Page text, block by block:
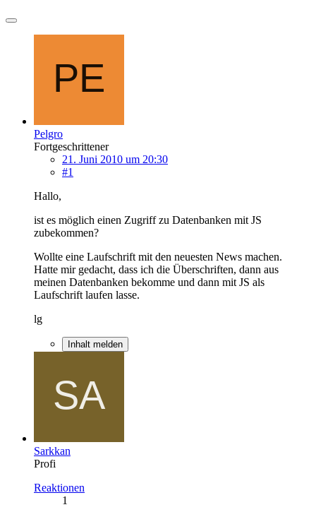
Pelgro
Fortgeschrittener
21. Juni 2010 um 20:30
#1
Hallo,
ist es möglich einen Zugriff zu Datenbanken mit JS
zubekommen?
Wollte eine Laufschrift mit den neuesten News machen.
Hatte mir gedacht, dass ich die Überschriften, dann aus
meinen Datenbanken bekomme und dann mit JS als
Laufschrift laufen lasse.
lg
Inhalt melden
Sarkkan
Profi
Reaktionen
1